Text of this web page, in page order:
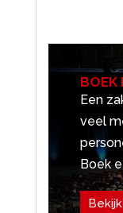
BOEK
Een
veel
Boek